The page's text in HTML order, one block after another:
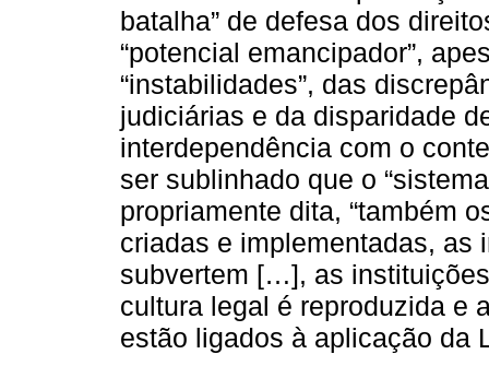
batalha” de defesa dos
“potencial emancipador”,
“instabilidades”, das
judiciárias e da disparidade
interdependência com o
ser sublinhado que o
propriamente dita, “também
criadas e implementadas, as
subvertem […], as
cultura legal é reproduzida e
estão ligados à aplicação da